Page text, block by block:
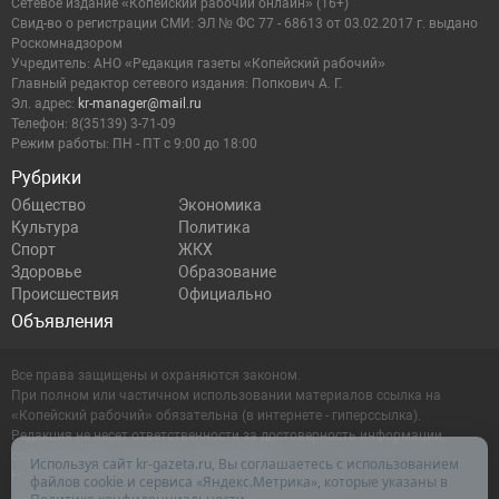
Рубрики
Общество
Экономика
Культура
Политика
Спорт
ЖКХ
Здоровье
Образование
Происшествия
Официально
Объявления
Сетевое издание «Копейский рабочий онлайн» (16+)
Cвид-во о регистрации СМИ: ЭЛ № ФС 77 - 68613 от 03.02.2017 г. выдано
Роскомнадзором
Учредитель: АНО «Редакция газеты «Копейский рабочий»
Главный редактор сетевого издания: Попкович А. Г.
Эл. адрес: kr-manager@mail.ru
Телефон: 8(35139) 3-71-09
Режим работы: ПН - ПТ с 9:00 до 18:00
Все права защищены и охраняются законом.
При полном или частичном использовании материалов ссылка на
«Копейский рабочий» обязательна (в интернете - гиперссылка).
Редакция не несет ответственности за достоверность информации,
содержащейся в рекламных объявлениях.
Настоящий ресурс может содержать материалы 16+
Используя сайт kr-gazeta.ru, Вы соглашаетесь с использованием
файлов cookie и сервиса «Яндекс.Метрика», которые указаны в